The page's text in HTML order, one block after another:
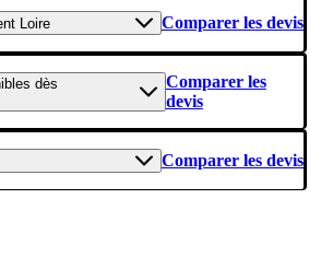
Loire Comparer les devis
dès
Comparer les
devis
Comparer les devis